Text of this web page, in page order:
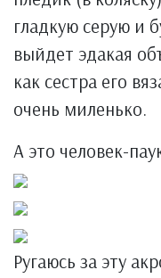
гладкую серую и
выйдет эдакая
как сестра его
очень миленько.
А это человек-
Ругаюсь за эту